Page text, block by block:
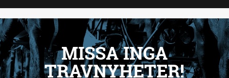
MISSA INGA
TRAVNYHETER!